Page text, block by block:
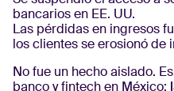
bancarios en EE. UU.
Las pérdidas en ingresos
los clientes se erosionó de
No fue un hecho aislado.
banco y fintech en México: